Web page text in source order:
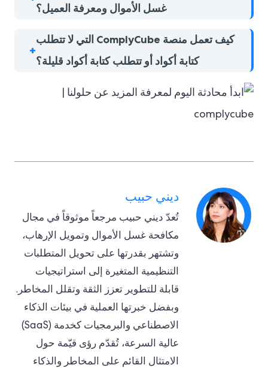
غسل الأموال ومعرفة العميل؟
كيف تعمل منصة ComplyCube التي لا تتطلب
كتابة أكواد أو تتطلب كتابة أكواد قليلة؟
ديني حبيب
تُعدّ ديني حبيب مرجعاً موثوقاً في مجال
مكافحة غسل الأموال وتمويل الإرهاب،
وتشتهر بقدرتها على تحويل المتطلبات
التنظيمية المتغيرة إلى استراتيجيات
قابلة للتطوير تعزز الثقة وتقلل المخاطر.
وبفضل خبرتها العملية في بيئات الذكاء
الاصطناعي والبرمجيات كخدمة (SaaS)
عالية السرعة، تُقدّم رؤى قيّمة حول
الامتثال القائم على المخاطر والذكاء